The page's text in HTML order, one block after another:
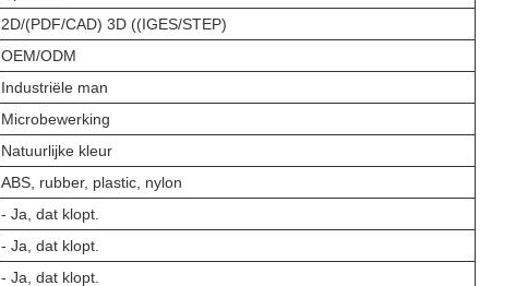
2D/(PDF/CAD) 3D ((IGES/STEP)
OEM/ODM
Industriële man
Microbewerking
Natuurlijke kleur
ABS, rubber, plastic, nylon
- Ja, dat klopt.
- Ja, dat klopt.
- Ja, dat klopt.